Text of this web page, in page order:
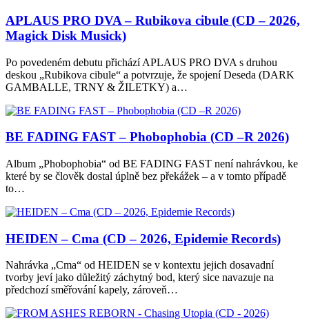
APLAUS PRO DVA – Rubikova cibule (CD – 2026,
Magick Disk Musick)
Po povedeném debutu přichází APLAUS PRO DVA s druhou
deskou „Rubikova cibule“ a potvrzuje, že spojení Deseda (DARK
GAMBALLE, TRNY & ŽILETKY) a…
BE FADING FAST – Phobophobia (CD –R 2026)
Album „Phobophobia“ od BE FADING FAST není nahrávkou, ke
které by se člověk dostal úplně bez překážek – a v tomto případě
to…
HEIDEN – Cma (CD – 2026, Epidemie Records)
Nahrávka „Cma“ od HEIDEN se v kontextu jejich dosavadní
tvorby jeví jako důležitý záchytný bod, který sice navazuje na
předchozí směřování kapely, zároveň…